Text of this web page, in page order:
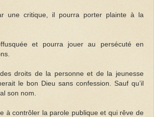
une critique, il pourra porter plainte à la
et pourra jouer au persécuté en
droits de la personne et de la jeunesse
le bon Dieu sans confession. Sauf qu’il
son nom.
à contrôler la parole publique et qui rêve de